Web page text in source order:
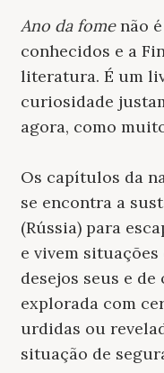
Ano da fomenão
conhecidos e a
literatura. É um
curiosidade
agora, como
Os capítulos da
se encontra a
(Rússia) para
e vivem
desejos seus e
explorada com
urdidas ou
situação de